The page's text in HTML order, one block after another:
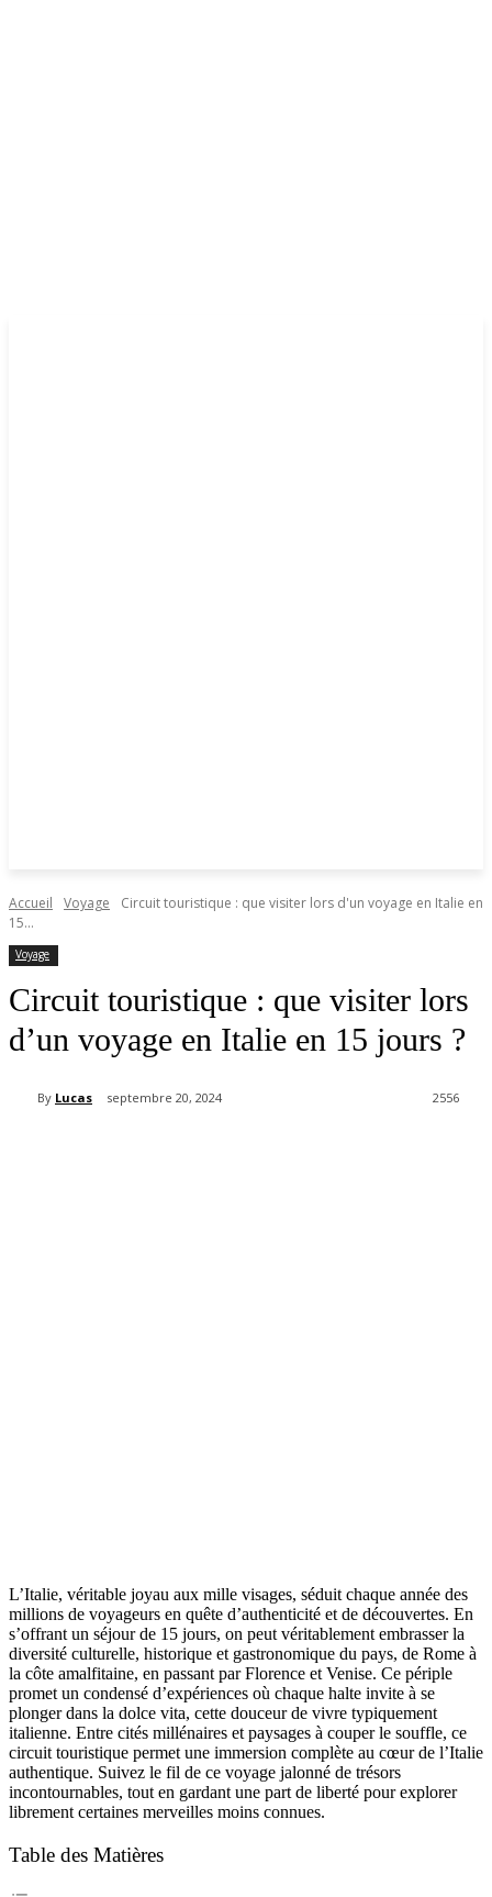
Accueil Voyage
Circuit touristique : que visiter lors d'un voyage en Italie en
15...
Voyage
Circuit touristique : que visiter lors
d’un voyage en Italie en 15 jours ?
By Lucas septembre 20, 2024 2556
L’Italie, véritable joyau aux mille visages, séduit chaque année des
millions de voyageurs en quête d’authenticité et de découvertes. En
s’offrant un séjour de 15 jours, on peut véritablement embrasser la
diversité culturelle, historique et gastronomique du pays, de Rome à
la côte amalfitaine, en passant par Florence et Venise. Ce périple
promet un condensé d’expériences où chaque halte invite à se
plonger dans la dolce vita, cette douceur de vivre typiquement
italienne. Entre cités millénaires et paysages à couper le souffle, ce
circuit touristique permet une immersion complète au cœur de l’Italie
authentique. Suivez le fil de ce voyage jalonné de trésors
incontournables, tout en gardant une part de liberté pour explorer
librement certaines merveilles moins connues.
Table des Matières